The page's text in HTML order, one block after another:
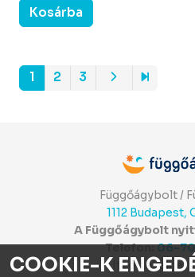
Kosárba
1 2 3
Függőágybolt /
1112 Budapest,
A Függőágybolt
Telefon:06-
Itt
COOKIE-K